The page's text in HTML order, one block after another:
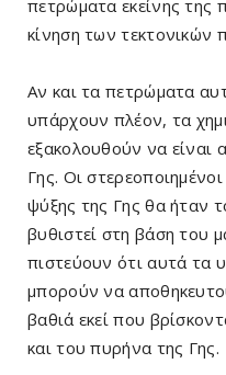
πετρώματα εκείνης της
κίνηση των τεκτονικών
Αν και τα πετρώματα
υπάρχουν πλέον, τα
εξακολουθούν να είναι
Γης. Οι
ψύξης της Γης θα ήταν
βυθιστεί στη βάση του
πιστεύουν ότι αυτά τα
μπορούν να
βαθιά εκεί που
και του πυρήνα της Γης.